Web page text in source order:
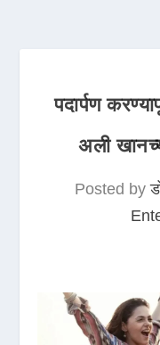
पदार्पण
अली
Posted by